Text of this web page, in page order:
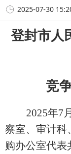
2025-07-30
登封市人
竞
2025年7月
察室、 审计科
购办公室代表